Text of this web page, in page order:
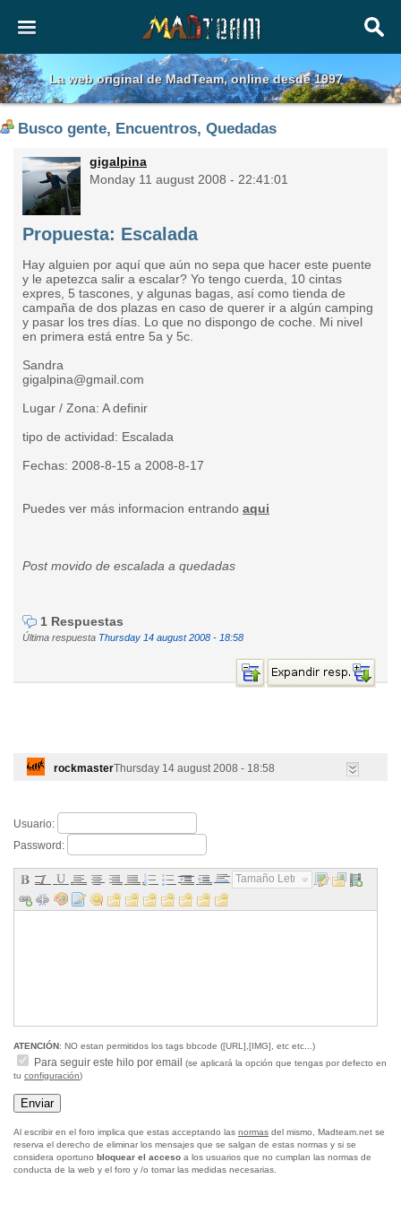
La web original de MadTeam, online desde 1997
Busco gente, Encuentros, Quedadas
gigalpina
Monday 11 august 2008 - 22:41:01
Propuesta: Escalada
Hay alguien por aquí que aún no sepa que hacer este puente
y le apetezca salir a escalar? Yo tengo cuerda, 10 cintas
expres, 5 tascones, y algunas bagas, así como tienda de
campaña de dos plazas en caso de querer ir a algún camping
y pasar los tres días. Lo que no dispongo de coche. Mi nivel
en primera está entre 5a y 5c.
Sandra
gigalpina@gmail.com
Lugar / Zona: A definir
tipo de actividad: Escalada
Fechas: 2008-8-15 a 2008-8-17
Puedes ver más informacion entrando aqui
Post movido de escalada a quedadas
1 Respuestas
Última respuesta Thursday 14 august 2008 - 18:58
rockmasterThursday 14 august 2008 - 18:58
Usuario:
Password:
Tamaño Letra...
ATENCIÓN: NO estan permitidos los tags bbcode ([URL],[IMG], etc etc...)
Para seguir este hilo por email
(se aplicará la opción que tengas por defecto en
tu configuración)
Al escribir en el foro implica que estas acceptando las normas del mismo, Madteam.net se
reserva el derecho de eliminar los mensajes que se salgan de estas normas y si se
considera oportuno bloquear el acceso a los usuarios que no cumplan las normas de
conducta de la web y el foro y /o tomar las medidas necesarias.